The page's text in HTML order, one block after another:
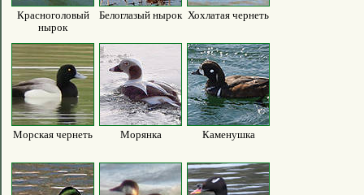
Красноголовый
нырок
Белоглазый нырок Хохлатая чернеть
Морская чернеть Морянка Каменушка